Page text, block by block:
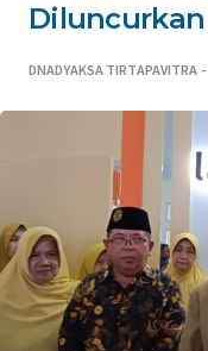
Diluncurkan
DNADYAKSA TIRTAPAVITRA